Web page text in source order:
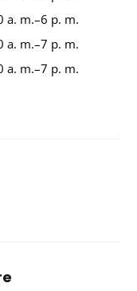
a. m.–6 p. m.
a. m.–7 p. m.
a. m.–7 p. m.